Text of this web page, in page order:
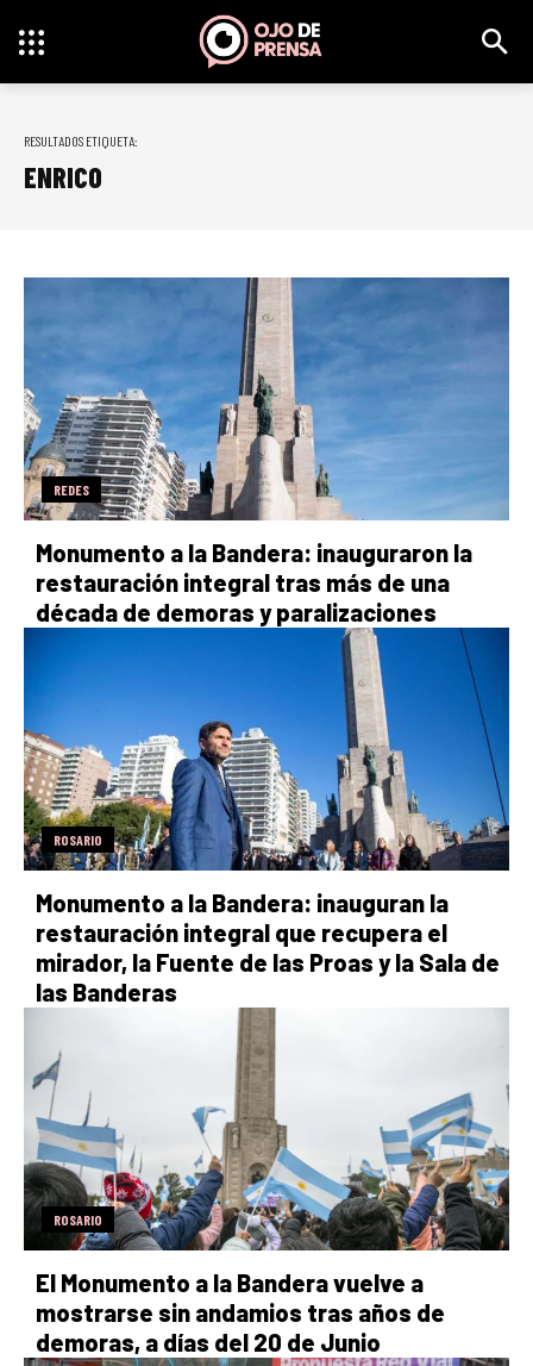
RESULTADOS ETIQUETA:
ENRICO
REDES
Monumento a la Bandera: inauguraron la
restauración integral tras más de una
década de demoras y paralizaciones
ROSARIO
Monumento a la Bandera: inauguran la
restauración integral que recupera el
mirador, la Fuente de las Proas y la Sala de
las Banderas
ROSARIO
El Monumento a la Bandera vuelve a
mostrarse sin andamios tras años de
demoras, a días del 20 de Junio